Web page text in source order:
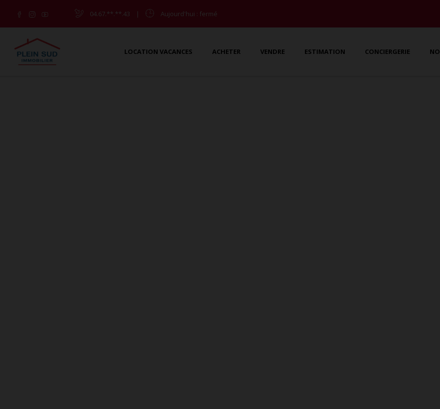
04.67.**.**.43 | Aujourd'hui : fermé
LOCATION VACANCES ACHETER VENDRE ESTIMATION CONCIERGERIE